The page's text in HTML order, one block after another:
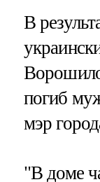
В
погиб
мэр
"В доме